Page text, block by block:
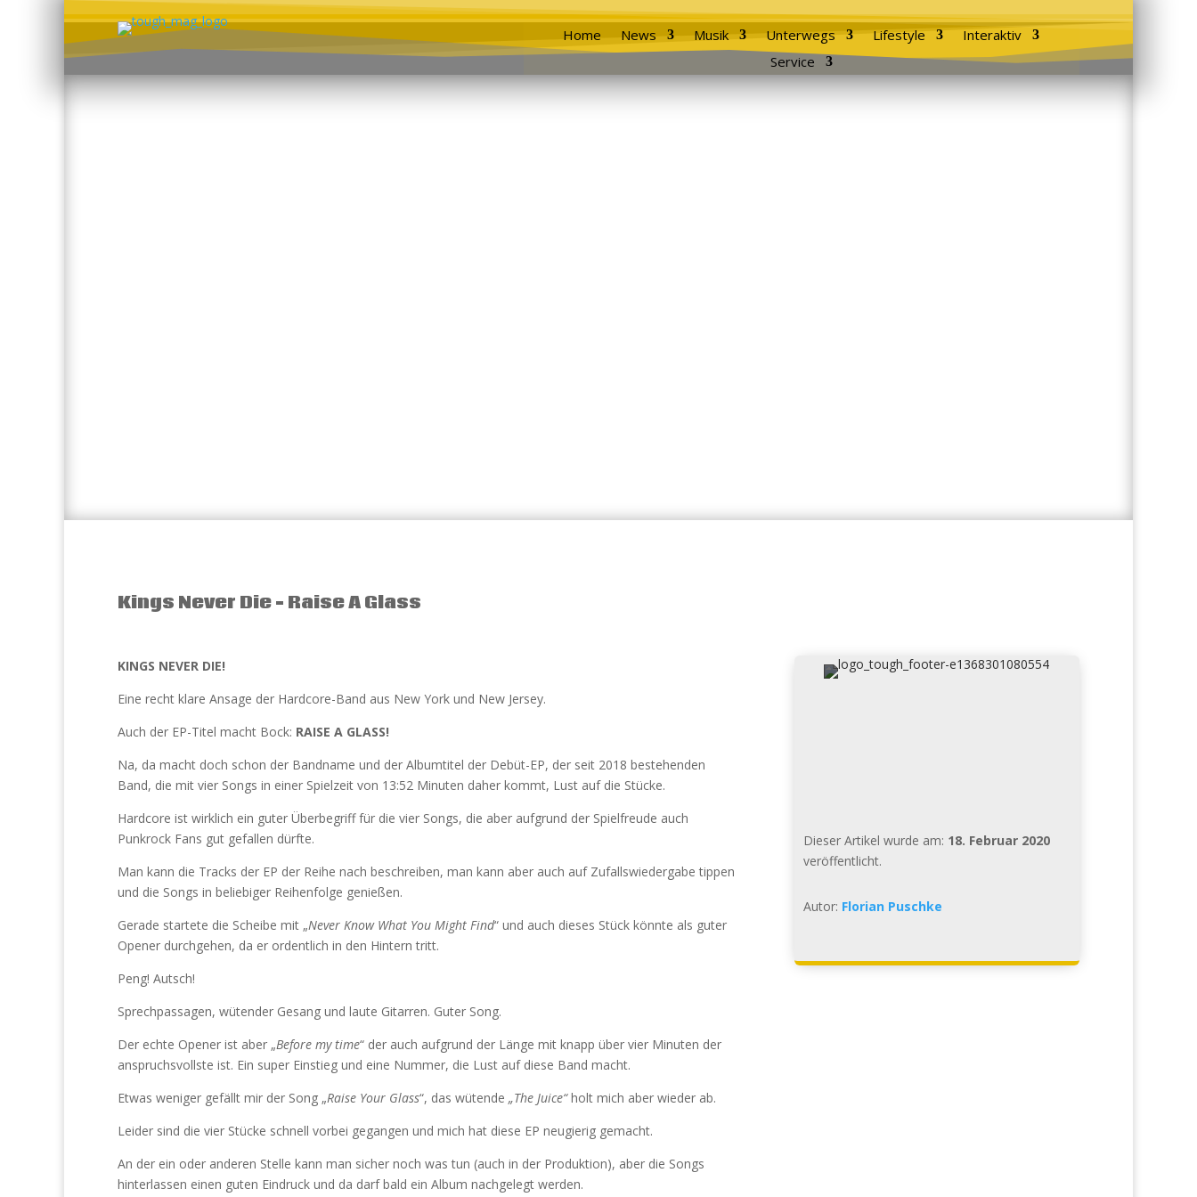
Home News Musik Unterwegs Lifestyle
Interaktiv
Service
Kings Never Die – Raise A Glass
KINGS NEVER DIE!
Eine recht klare Ansage der Hardcore-Band aus New York und New Jersey.
Auch der EP-Titel macht Bock: RAISE A GLASS!
Na, da macht doch schon der Bandname und der Albumtitel der Debüt-EP, der seit 2018 bestehenden
Band, die mit vier Songs in einer Spielzeit von 13:52 Minuten daher kommt, Lust auf die Stücke.
Hardcore ist wirklich ein guter Überbegriff für die vier Songs, die aber aufgrund der Spielfreude auch
Punkrock Fans gut gefallen dürfte.
Man kann die Tracks der EP der Reihe nach beschreiben, man kann aber auch auf Zufallswiedergabe tippen
und die Songs in beliebiger Reihenfolge genießen.
Gerade startete die Scheibe mit „Never Know What You Might Find“ und auch dieses Stück könnte als guter
Opener durchgehen, da er ordentlich in den Hintern tritt.
Peng! Autsch!
Sprechpassagen, wütender Gesang und laute Gitarren. Guter Song.
Der echte Opener ist aber „Before my time“ der auch aufgrund der Länge mit knapp über vier Minuten der
anspruchsvollste ist. Ein super Einstieg und eine Nummer, die Lust auf diese Band macht.
Etwas weniger gefällt mir der Song „Raise Your Glass“, das wütende „The Juice“holt mich aber wieder ab.
Leider sind die vier Stücke schnell vorbei gegangen und mich hat diese EP neugierig gemacht.
An der ein oder anderen Stelle kann man sicher noch was tun (auch in der Produktion), aber die Songs
hinterlassen einen guten Eindruck und da darf bald ein Album nachgelegt werden.
Dieser Artikel wurde am: 18. Februar 2020
veröffentlicht.
Autor: Florian Puschke